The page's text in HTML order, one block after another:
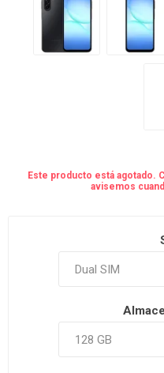
Este producto está agotado.
avisemos